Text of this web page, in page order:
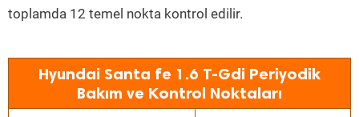
toplamda 12 temel nokta kontrol edilir.
Hyundai Santa fe 1.6 T-Gdi Periyodik
Bakım ve Kontrol Noktaları